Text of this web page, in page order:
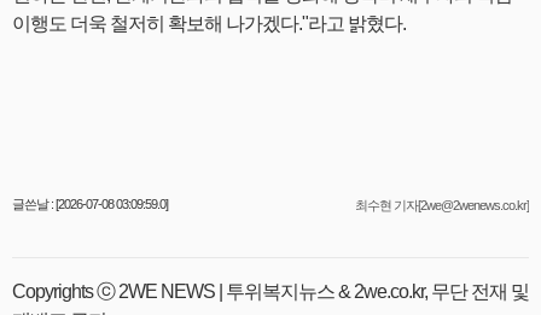
이행도 더욱 철저히 확보해 나가겠다."라고 밝혔다.
글쓴날 : [2026-07-08 03:09:59.0] 최수현 기자[2we@2wenews.co.kr]
Copyrights ⓒ 2WE NEWS | 투위복지뉴스 & 2we.co.kr, 무단 전재 및